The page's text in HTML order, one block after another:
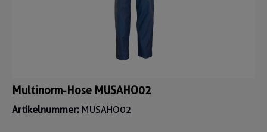
Multinorm-Hose MUSAHO02
Artikelnummer: MUSAHO02